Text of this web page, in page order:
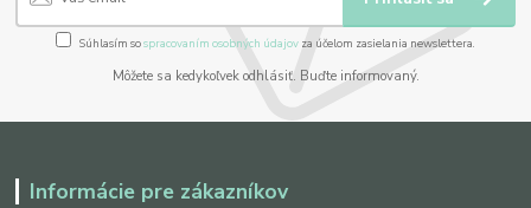
Súhlasím sospracovaním osobných údajov za účelom zasielania newslettera.
Môžete sa kedykoľvek odhlásiť. Buďte informovaný.
Informácie pre zákazníkov